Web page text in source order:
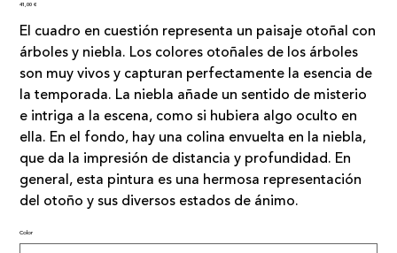
Precio
41,00 €
El cuadro en cuestión representa un paisaje otoñal con
árboles y niebla. Los colores otoñales de los árboles
son muy vivos y capturan perfectamente la esencia de
la temporada. La niebla añade un sentido de misterio
e intriga a la escena, como si hubiera algo oculto en
ella. En el fondo, hay una colina envuelta en la niebla,
que da la impresión de distancia y profundidad. En
general, esta pintura es una hermosa representación
del otoño y sus diversos estados de ánimo.
Color